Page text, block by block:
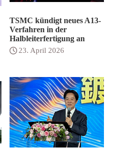
TSMC kündigt neues A13-
Verfahren in der
Halbleiterfertigung an
23. April 2026